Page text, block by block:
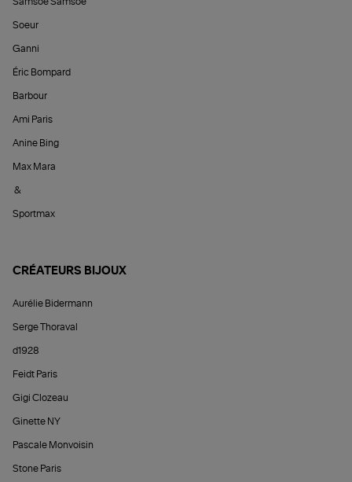
Soeur
Ganni
Éric Bompard
Barbour
Ami Paris
Anine Bing
Max Mara
&
Sportmax
CRÉATEURS BIJOUX
Aurélie Bidermann
Serge Thoraval
d1928
Feidt Paris
Gigi Clozeau
Ginette NY
Pascale Monvoisin
Stone Paris